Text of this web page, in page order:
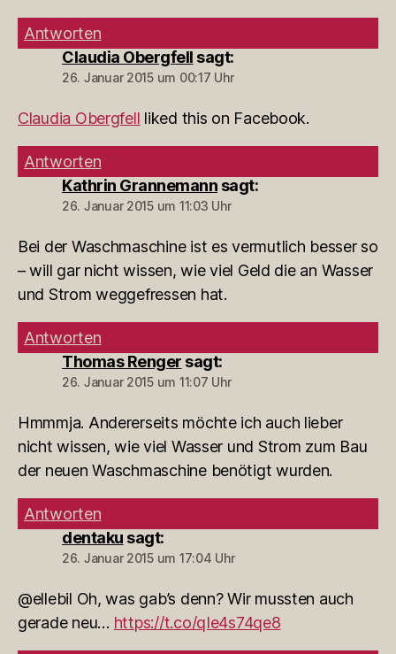
Antworten
Claudia Obergfell sagt:
26. Januar 2015 um 00:17 Uhr
Claudia Obergfell liked this on Facebook.
Antworten
Kathrin Grannemann sagt:
26. Januar 2015 um 11:03 Uhr
Bei der Waschmaschine ist es vermutlich besser so
– will gar nicht wissen, wie viel Geld die an Wasser
und Strom weggefressen hat.
Antworten
Thomas Renger sagt:
26. Januar 2015 um 11:07 Uhr
Hmmmja. Andererseits möchte ich auch lieber
nicht wissen, wie viel Wasser und Strom zum Bau
der neuen Waschmaschine benötigt wurden.
Antworten
dentaku sagt:
26. Januar 2015 um 17:04 Uhr
@ellebil Oh, was gab’s denn? Wir mussten auch
gerade neu… https://t.co/qIe4s74qe8